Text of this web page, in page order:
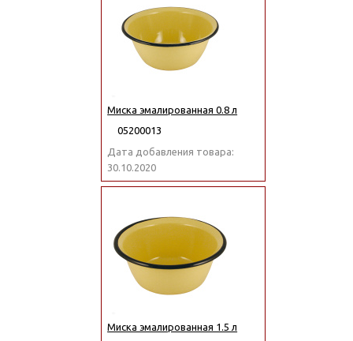
Миска эмалированная 0.8 л
05200013
Дата добавления товара:
30.10.2020
Миска эмалированная 1.5 л